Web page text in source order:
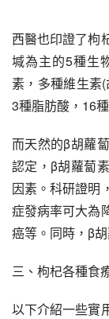
西醫也印證了枸
堿為主的5種生
素，多種維生素
3種脂肪酸，16
而天然的β胡蘿
認定，β胡蘿蔔
因素。科研證明
症發病率可大為
癌等。同時，β
三、枸杞各種食
以下介紹一些實